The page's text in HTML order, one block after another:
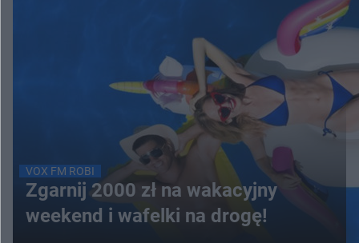
VOX FM ROBI
Zgarnij 2000 zł na wakacyjny
weekend i wafelki na drogę!